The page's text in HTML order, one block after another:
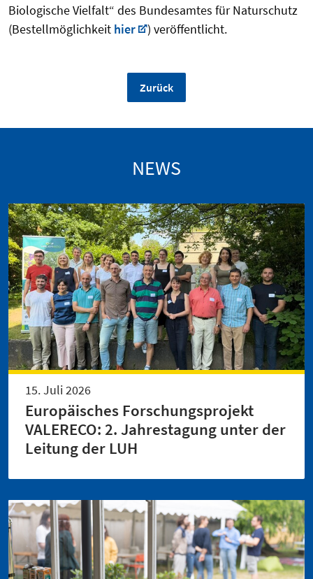
Biologische Vielfalt“ des Bundesamtes für Naturschutz
(Bestellmöglichkeit hier ) veröffentlicht.
Zurück
NEWS
15. Juli 2026
Europäisches Forschungsprojekt
VALERECO: 2. Jahrestagung unter der
Leitung der LUH